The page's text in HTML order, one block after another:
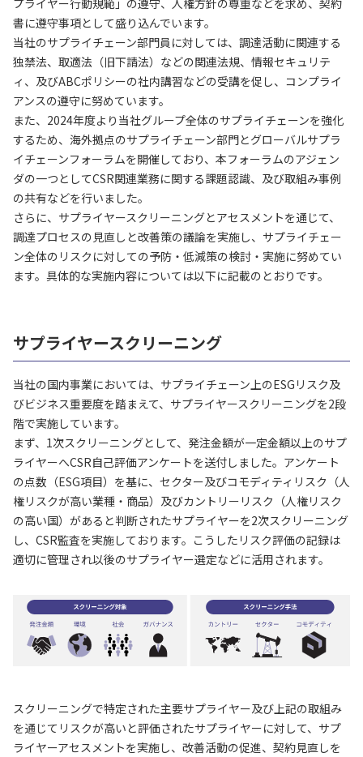
プライヤー行動規範」の遵守、人権方針の尊重などを求め、契約
書に遵守事項として盛り込んでいます。
当社のサプライチェーン部門員に対しては、調達活動に関連する
独禁法、取適法（旧下請法）などの関連法規、情報セキュリテ
ィ、及びABCポリシーの社内講習などの受講を促し、コンプライ
アンスの遵守に努めています。
また、2024年度より当社グループ全体のサプライチェーンを強化
するため、海外拠点のサプライチェーン部門とグローバルサプラ
イチェーンフォーラムを開催しており、本フォーラムのアジェン
ダの一つとしてCSR関連業務に関する課題認識、及び取組み事例
の共有などを行いました。
さらに、サプライヤースクリーニングとアセスメントを通じて、
調達プロセスの見直しと改善策の議論を実施し、サプライチェー
ン全体のリスクに対しての予防・低減策の検討・実施に努めてい
ます。具体的な実施内容については以下に記載のとおりです。
サプライヤースクリーニング
当社の国内事業においては、サプライチェーン上のESGリスク及
びビジネス重要度を踏まえて、サプライヤースクリーニングを2段
階で実施しています。
まず、1次スクリーニングとして、発注金額が一定金額以上のサプ
ライヤーへCSR自己評価アンケートを送付しました。アンケート
の点数（ESG項目）を基に、セクター及びコモディティリスク（人
権リスクが高い業種・商品）及びカントリーリスク（人権リスク
の高い国）があると判断されたサプライヤーを2次スクリーニング
し、CSR監査を実施しております。こうしたリスク評価の記録は
適切に管理され以後のサプライヤー選定などに活用されます。
スクリーニングで特定された主要サプライヤー及び上記の取組み
を通じてリスクが高いと評価されたサプライヤーに対して、サプ
ライヤーアセスメントを実施し、改善活動の促進、契約見直しを